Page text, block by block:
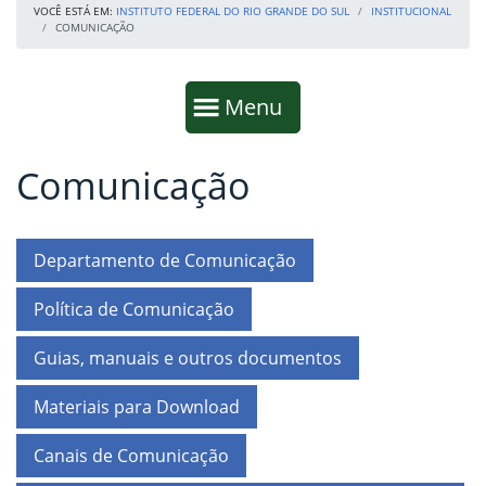
VOCÊ ESTÁ EM: INSTITUTO FEDERAL DO RIO GRANDE DO SUL
INSTITUCIONAL
COMUNICAÇÃO
Mostrar
Menu
Fim da navegação
Início do conteúdo
Comunicação
Departamento de Comunicação
Política de Comunicação
Guias, manuais e outros documentos
Materiais para Download
Canais de Comunicação